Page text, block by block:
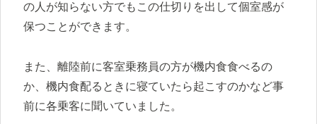
の人が知らない方でもこの仕切りを出して個室感が
保つことができます。
また、離陸前に客室乗務員の方が機内食食べるの
か、機内食配るときに寝ていたら起こすのかなど事
前に各乗客に聞いていました。